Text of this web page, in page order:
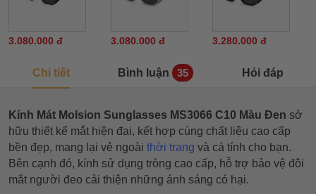
3.080.000 đ 3.080.000 đ 3.280.000 đ
Chi tiết Bình luận 35 Hỏi đáp
Kính Mát Molsion Sunglasses MS3066 C10 Màu Đen sở
hữu thiết kế mắt hiện đại, kết hợp cùng chất liệu cao cấp
bền đẹp, mang lại vẻ ngoài thời trang và cá tính cho bạn.
Bên cạnh đó, kính sử dụng tròng cao cấp, hỗ trợ bảo vệ đôi
mắt người đeo cải thiện những ánh sáng có hại.